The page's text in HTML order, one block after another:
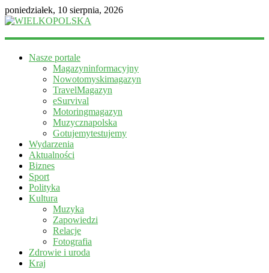
poniedziałek, 10 sierpnia, 2026
WIELKOPOLSKA
informacyjny
Nasze portale
Magazyninformacyjny
Nowotomyskimagazyn
TravelMagazyn
eSurvival
Motoringmagazyn
Muzycznapolska
Gotujemytestujemy
Wydarzenia
Aktualności
Biznes
Sport
Polityka
Kultura
Muzyka
Zapowiedzi
Relacje
Fotografia
Zdrowie i uroda
Kraj